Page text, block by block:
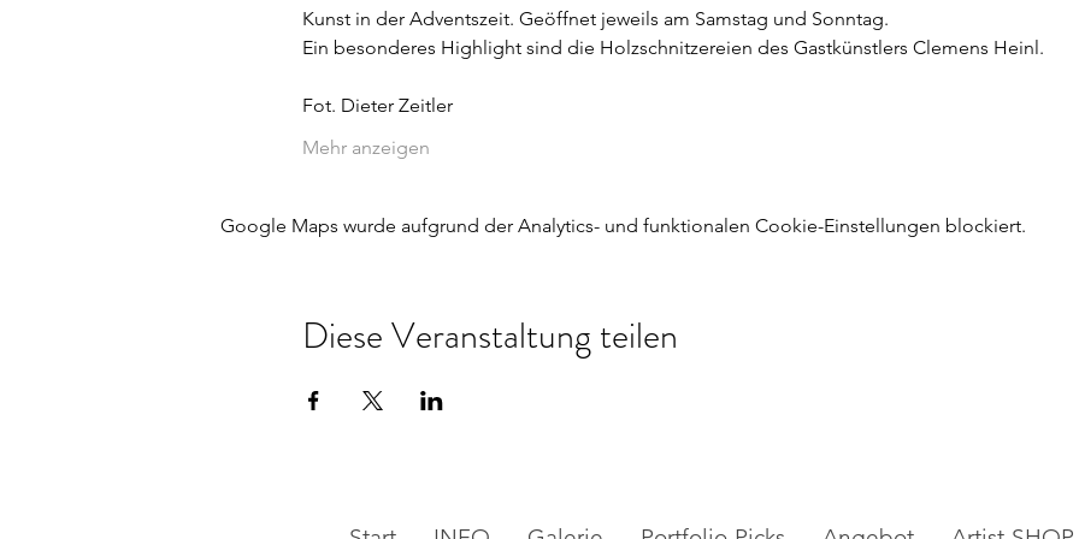
Kunst in der Adventszeit. Geöffnet jeweils am Samstag und Sonntag.
Ein besonderes Highlight sind die Holzschnitzereien des Gastkünstlers Clemens Heinl.
Fot. Dieter Zeitler
Mehr anzeigen
Google Maps wurde aufgrund der Analytics- und funktionalen Cookie-Einstellungen blockiert.
Diese Veranstaltung teilen